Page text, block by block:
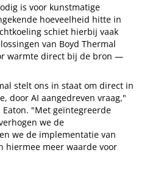
is voor kunstmatige
hoeveelheid hitte in
schiet hierbij vaak
van Boyd Thermal
warmte direct bij de bron —
stelt ons in staat om direct in
door AI aangedreven vraag,"
Eaton. "Met geïntegreerde
we de
we de implementatie van
hiermee meer waarde voor